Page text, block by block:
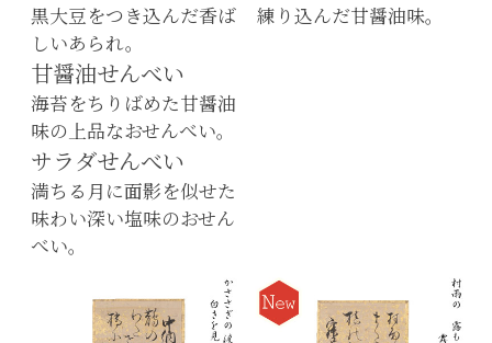
黒大豆をつき込んだ香ば
しいあられ。
甘醤油せんべい
海苔をちりばめた甘醤油
味の上品なおせんべい。
サラダせんべい
満ちる月に面影を似せた
味わい深い塩味のおせん
べい。
練り込んだ甘醤油味。